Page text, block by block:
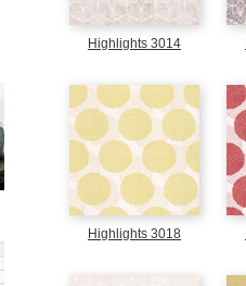
Highlights 3014
Highlights 3018